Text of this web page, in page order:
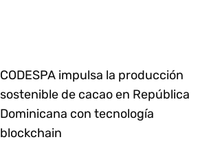
CODESPA impulsa la producción
sostenible de cacao en República
Dominicana con tecnología
blockchain